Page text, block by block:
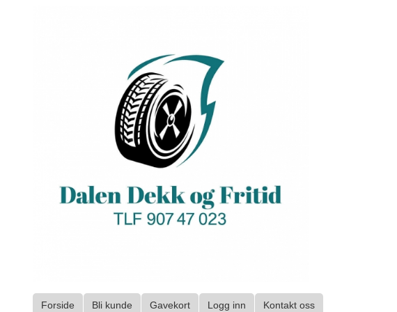
Forside Bli kunde Gavekort Logg inn Kontakt oss